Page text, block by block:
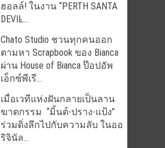
ฮอลล์! ในงาน “PERTH SANTA
DEVIL̵...
Chato Studio ชวนทุกคนออก
ตามหา Scrapbook ของ Bianca
ผ่าน House of Bianca ป๊อปอัพ
เอ็กซ์พีเรี...
เมื่อเวทีแห่งฝันกลายเป็นลาน
ฆาตกรรม “มิ้นต์-ปราง-แป้ง”
ร่วมดิ่งลึกไปกับความลับ ในออ
ริจินัล...